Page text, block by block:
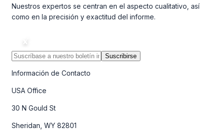
Nuestros expertos se centran en el aspecto cualitativo, así
como en la precisión y exactitud del informe.
Suscribirse
Información de Contacto
USA Office
30 N Gould St
Sheridan, WY 82801